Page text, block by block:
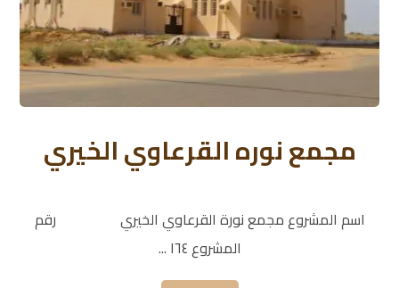
مجمع نوره القرعاوي الخيري
اسم المشروع مجمع نورة القرعاوي الخيري رقم
المشروع ١٦٤ ...